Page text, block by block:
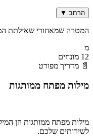
הרחב ▼
המטרה שמאחורי שאילתת
מ
12 מונחים
📄 מדריך מפורט
מילות מפתח ממותגות
מילות מפתח ממותגות הן
לשירותים שלכם.